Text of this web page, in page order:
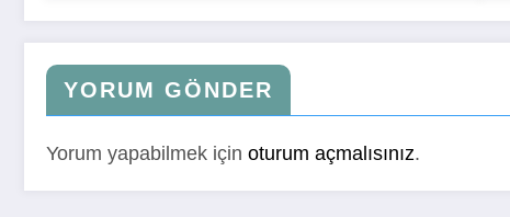
YORUM GÖNDER
Yorum yapabilmek için oturum açmalısınız.